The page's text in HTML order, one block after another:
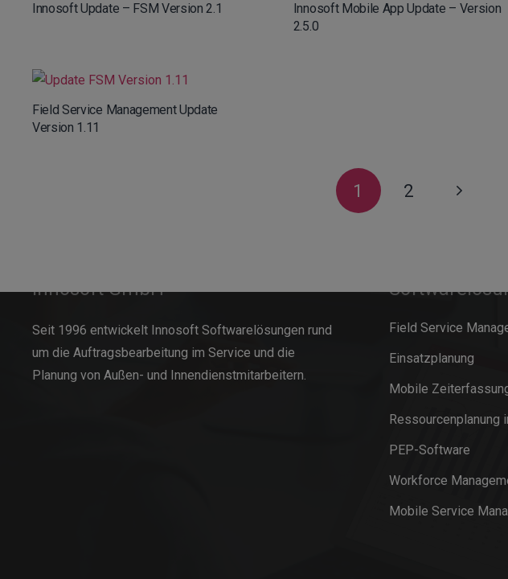
Innosoft Update – FSM Version 2.1
Innosoft Mobile App Update – Version
2.5.0
Field Service Management Update
Version 1.11
1 2
Innosoft GmbH
Seit 1996 entwickelt Innosoft Softwarelösungen rund
um die Auftragsbearbeitung im Service und die
Planung von Außen- und Innendienstmitarbeitern.
Field Service
Einsatzplanung
Mobile
Ressourcenplanung
PEP-Software
Workforce
Mobile Service